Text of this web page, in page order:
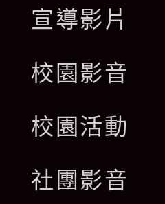
宣導影片
校園影音
校園活動
社團影音